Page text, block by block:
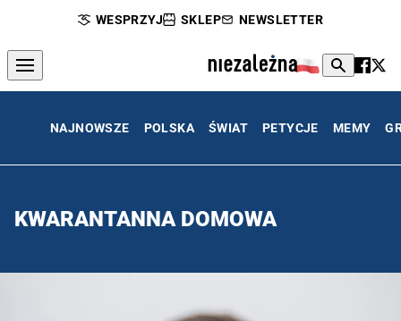
WESPRZYJ SKLEP NEWSLETTER
NAJNOWSZE POLSKA ŚWIAT PETYCJE MEMY
KWARANTANNA DOMOWA